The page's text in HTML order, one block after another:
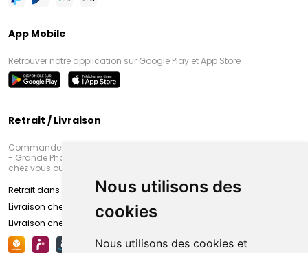
Nous utilisons des
cookies
Nous utilisons des cookies et
App Mobile
Retrouver notre application sur Google Play et App Store
Retrait / Livraison
Commandez en ligne et venez chercher votre commande à Amiens
- Grande Pharmacie d’Amiens (Fachon) ou recevez-là rapidement
chez vous ou en point retrait
Retrait dans la pharmacie d’Amiens
Livraison chez vous
Livraison chez votre commerçant